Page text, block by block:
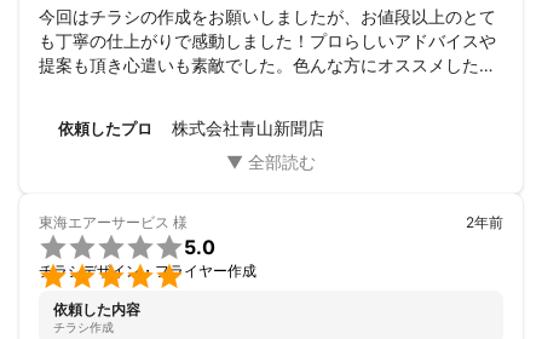
今回はチラシの作成をお願いしましたが、お値段以上のとて
も丁寧の仕上がりで感動しました！プロらしいアドバイスや
提案も頂き心遣いも素敵でした。色んな方にオススメしたい
依頼したプロ 株式会社青山新聞店
東海エアーサービス 様


5.0
チラシデザイン・フライヤー作成
2年前
依頼した内容
チラシ作成